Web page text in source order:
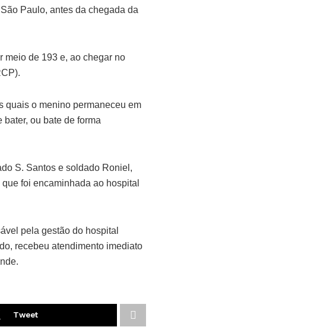
Paulo, antes da chegada da
meio de 193 e, ao chegar no
quais o menino permaneceu em
ou bate de forma
S. Santos e soldado Roniel,
foi encaminhada ao hospital
pela gestão do hospital
recebeu atendimento imediato
Tweet